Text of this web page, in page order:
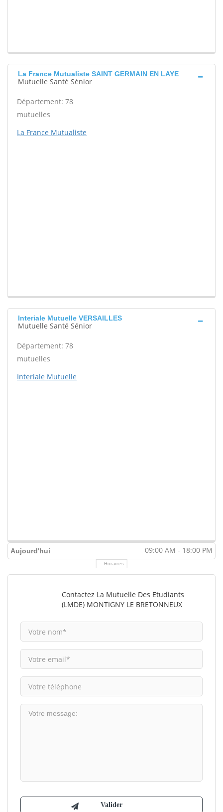
La France Mutualiste SAINT GERMAIN EN LAYE
Mutuelle Santé Sénior
Département: 78
mutuelles
La France Mutualiste
Interiale Mutuelle VERSAILLES
Mutuelle Santé Sénior
Département: 78
mutuelles
Interiale Mutuelle
Aujourd'hui 09:00 AM - 18:00 PM
Horaires
Contactez La Mutuelle Des Etudiants
(LMDE) MONTIGNY LE BRETONNEUX